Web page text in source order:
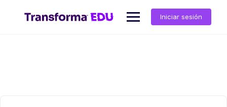
contenido
Iniciar sesión